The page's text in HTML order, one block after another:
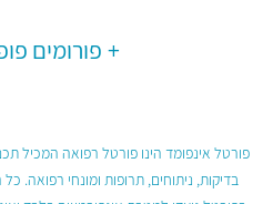
פורומים
פורטל אינפומד הינו פורטל רפואה המכיל
בדיקות, ניתוחים, תרופות ומונחי רפואה.